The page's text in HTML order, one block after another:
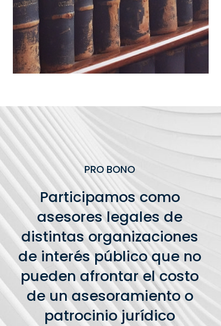
PRO BONO
Participamos como
asesores legales de
distintas organizaciones
de interés público que no
pueden afrontar el costo
de un asesoramiento o
patrocinio jurídico